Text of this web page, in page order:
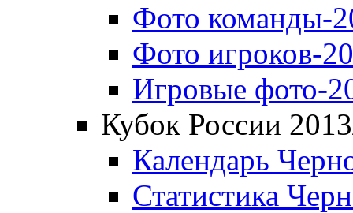
Фото команды-
Фото игроков-
Игровые фото-
Кубок России
Календарь
Статистика